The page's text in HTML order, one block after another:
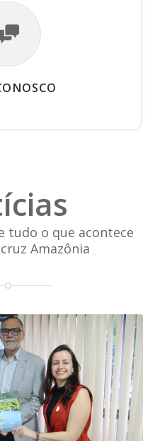
tudo o que acontece
Amazônia